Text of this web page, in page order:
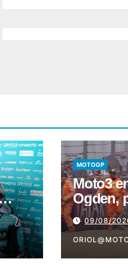
MOTOGP
Moto3
Ogden,
Quiles
09/08/